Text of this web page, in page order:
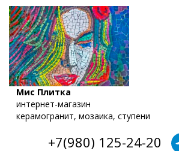
Мис Плитка
интернет-магазин
керамогранит, мозаика, ступени
+7(980) 125-24-20